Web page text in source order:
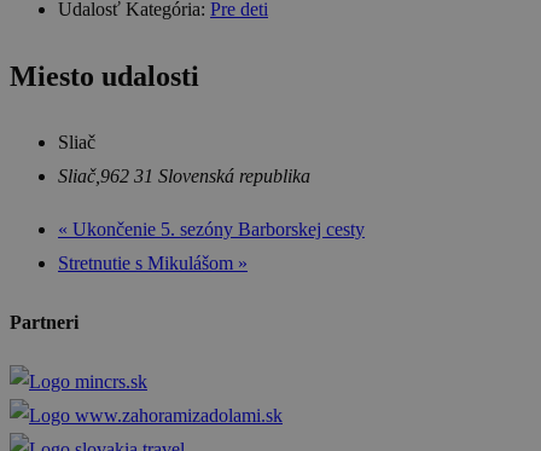
Udalosť Kategória: Pre deti
Miesto udalosti
Sliač
Sliač,962 31 Slovenská republika
« Ukončenie 5. sezóny Barborskej cesty
Stretnutie s Mikulášom »
Partneri